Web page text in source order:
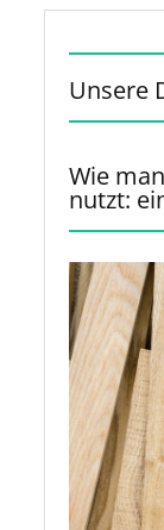
Unsere
Wie
nutzt:
und